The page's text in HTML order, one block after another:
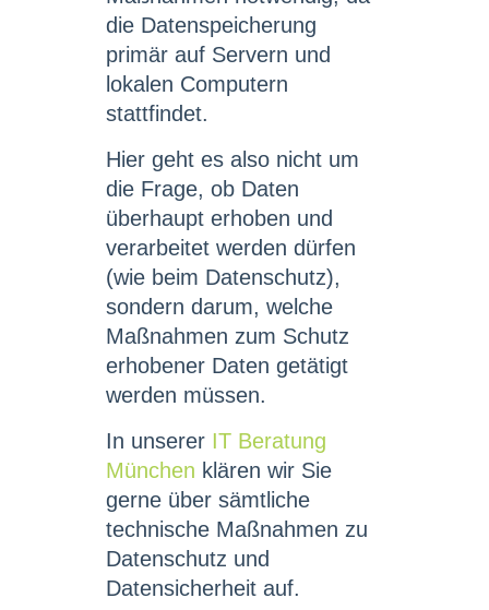
die Datenspeicherung
primär auf Servern und
lokalen Computern
stattfindet.
Hier geht es also nicht um
die Frage, ob Daten
überhaupt erhoben und
verarbeitet werden dürfen
(wie beim Datenschutz),
sondern darum, welche
Maßnahmen zum Schutz
erhobener Daten getätigt
werden müssen.
In unserer IT Beratung
München klären wir Sie
gerne über sämtliche
technische Maßnahmen zu
Datenschutz und
Datensicherheit auf.